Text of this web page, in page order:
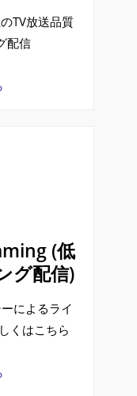
TV放送品質
配信
(低
グ配信)
によるライ
くはこちら